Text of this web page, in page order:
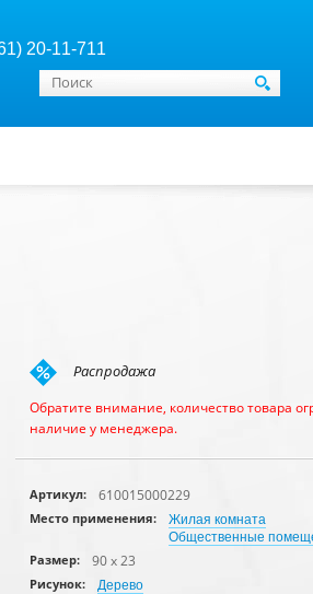
20-11-711
Форма поиска
Поиск
Распродажа
Обратите внимание, количество товара
наличие у менеджера.
Артикул: 610015000229
Место применения:
Жилая комната
Общественные
Размер:
90 x 23
Рисунок:
Дерево